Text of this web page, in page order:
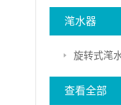
滗水器
旋转式滗
查看全部